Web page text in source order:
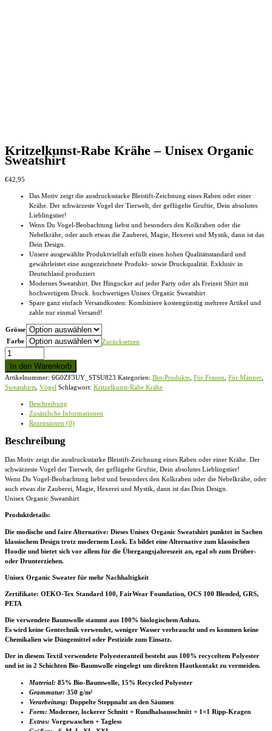
Kritzelkunst-Rabe Krähe – Unisex Organic
Sweatshirt
€42,95
Das Motiv zeigt die ausdrucksstarke Bleistift-Zeichnung eines Raben oder einer
Krähe. Der schwärzeste Vogel der Tierwelt, der geflügelte Gruftie, Dein absolutes
Lieblingstier!
Wenn Du Vogel-Beobachtung liebst und besonders den Kolkraben oder die
Nebelkrähe, oder auch etwas die Zauberei, Magie, Hexerei und Mystik, dann ist das
Dein Design.
Unsere ausgewählte Produktvielfalt erfüllt einen hohen Qualitätsstandard und
gewährleistet eine ausgezeichnete Produkt- sowie Druckqualität. Exklusiv in
Deutschland produziert
Modernes Sweatshirt. Der Hingucker auf jeder Party oder als Freizeit Shirt mit
hochwertigem Druck. hochwertiges Unisex Organic Sweatshirt
Spare ganz einfach Versandkosten: Kombiniere kostengünstig mehrere Artikel und
zahle nur einmal Versand!
Grösse
Farbe
Zurücksetzen
Kritzelkunst-
Rabe
Krähe
-
Unisex
Sweatshirt
In den Warenkorb
Artikelnummer: 6G0ZF3UY_STSU823 Kategorien: Bio-Produkte Für Frauen Für Männer
Sweatshirts Vögel Schlagwort: Kritzelkunst-Rabe Krähe
Beschreibung
Zusätzliche Informationen
Rezensionen (0)
Beschreibung
Das Motiv zeigt die ausdrucksstarke Bleistift-Zeichnung eines Raben oder einer Krähe. Der
schwärzeste Vogel der Tierwelt, der geflügelte Gruftie, Dein absolutes Lieblingstier!
Wenn Du Vogel-Beobachtung liebst und besonders den Kolkraben oder die Nebelkrähe, oder
auch etwas die Zauberei, Magie, Hexerei und Mystik, dann ist das Dein Design.
Unisex Organic Sweatshirt
Produktdetails:
Die modische und faire Alternative: Dieses Unisex Organic Sweatshirt punktet in Sachen
klassischem Design trotz modernem Look. Es bildet eine Alternative zum klassischen
Hoodie und bietet sich vor allem für die Übergangsjahreszeit an, egal ob zum Drüber-
oder Drunterziehen.
Unisex Organic Sweater für mehr Nachhaltigkeit
Zertifikate: OEKO-Tex Standard 100, FairWear Foundation, OCS 100 Blended, GRS,
PETA
Die verwendete Baumwolle stammt aus 100% biologischem Anbau.
Es wird keine Gentechnik verwendet, weniger Wasser verbraucht und es kommen keine
Chemikalien wie Düngemittel oder Pestizide zum Einsatz.
Der in diesem Textil verwendete Polyesteranteil besteht aus 100% recyceltem Polyester
und ist in 2 Schichten Bio-Baumwolle eingelegt um direkten Hautkontakt zu vermeiden.
Material: 85% Bio-Baumwolle, 15% Recycled Polyester
Grammatur: 350 g/m²
Verarbeitung: Doppelte Steppnaht an den Säumen
Form: Moderner, lockerer Schnitt + Rundhalsausschnitt + 1×1 Ripp-Kragen
Extras: Vorgewaschen + Tagless